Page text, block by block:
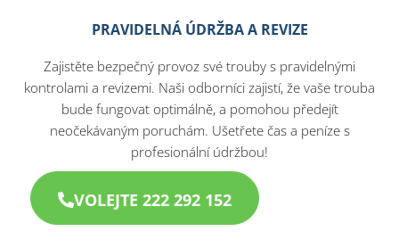
PRAVIDELNÁ ÚDRŽBA A REVIZE
Zajistěte bezpečný provoz své trouby s pravidelnými
kontrolami a revizemi. Naši odborníci zajistí, že vaše trouba
bude fungovat optimálně, a pomohou předejít
neočekávaným poruchám. Ušetřete čas a peníze s
profesionální údržbou!
VOLEJTE 222 292 152